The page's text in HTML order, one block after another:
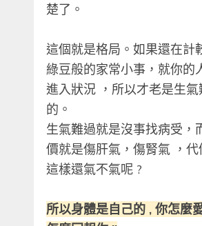
楚了。
這個就是格局。如果還在計
綠豆般的家常小事，就你的
進入狀況 ，所以才老是生
的。
生氣難過就是沒事找病受，
價就是傷肝氣，傷腎氣 ，代
這樣還氣不氣呢 ?
所以身體是自己的 , 你怎麼